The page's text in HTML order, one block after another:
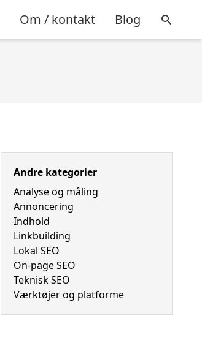
Om / kontakt Blog
Andre kategorier
Analyse og måling
Annoncering
Indhold
Linkbuilding
Lokal SEO
On-page SEO
Teknisk SEO
Værktøjer og platforme